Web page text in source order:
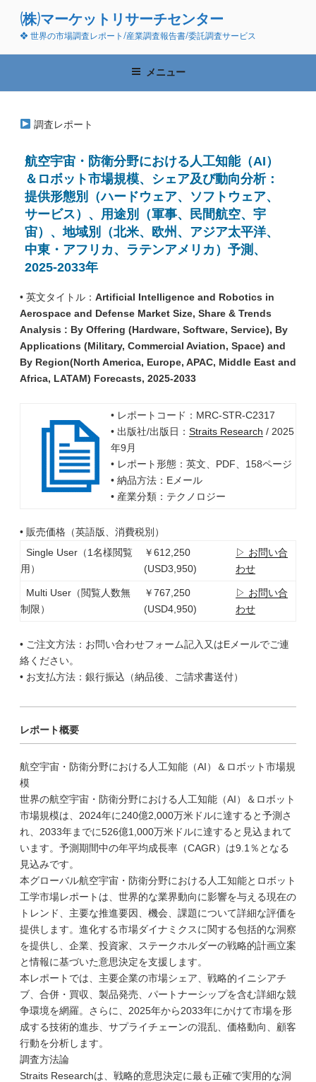
ン
(株)マーケットリサーチセンター
❖ 世界の市場調査レポート/産業調査報告書/委託調査サービス
メニュー
調査レポート
航空宇宙・防衛分野における人工知能（AI）
＆ロボット市場規模、シェア及び動向分析：
提供形態別（ハードウェア、ソフトウェア、
サービス）、用途別（軍事、民間航空、宇
宙）、地域別（北米、欧州、アジア太平洋、
中東・アフリカ、ラテンアメリカ）予測、
2025-2033年
• 英文タイトル： Artificial Intelligence and Robotics in
Aerospace and Defense Market Size, Share & Trends
Analysis : By Offering (Hardware, Software, Service), By
Applications (Military, Commercial Aviation, Space) and
By Region(North America, Europe, APAC, Middle East and
Africa, LATAM) Forecasts, 2025-2033
• レポートコード：MRC-STR-C2317
• 出版社/出版日： Straits Research / 2025
年9月
• レポート形態：英文、PDF、158ページ
• 納品方法：Eメール
• 産業分類：テクノロジー
• 販売価格（英語版、消費税別）
Single User（1名様閲覧
用）
￥612,250
(USD3,950)
▷ お問い合
わせ
Multi User（閲覧人数無
制限）
￥767,250
(USD4,950)
▷ お問い合
わせ
• ご注文方法：お問い合わせフォーム記入又はEメールでご連
絡ください。
• お支払方法：銀行振込（納品後、ご請求書送付）
レポート概要
航空宇宙・防衛分野における人工知能（AI）＆ロボット市場規
模
世界の航空宇宙・防衛分野における人工知能（AI）＆ロボット
市場規模は、2024年に240億2,000万米ドルに達すると予測さ
れ、2033年までに526億1,000万米ドルに達すると見込まれて
います。予測期間中の年平均成長率（CAGR）は9.1％となる
見込みです。
本グローバル航空宇宙・防衛分野における人工知能とロボット
工学市場レポートは、世界的な業界動向に影響を与える現在の
トレンド、主要な推進要因、機会、課題について詳細な評価を
提供します。進化する市場ダイナミクスに関する包括的な洞察
を提供し、企業、投資家、ステークホルダーの戦略的計画立案
と情報に基づいた意思決定を支援します。
本レポートでは、主要企業の市場シェア、戦略的イニシアチ
ブ、合併・買収、製品発売、パートナーシップを含む詳細な競
争環境を網羅。さらに、2025年から2033年にかけて市場を形
成する技術的進歩、サプライチェーンの混乱、価格動向、顧客
行動を分析します。
調査方法論
Straits Researchは、戦略的意思決定に最も正確で実用的な洞